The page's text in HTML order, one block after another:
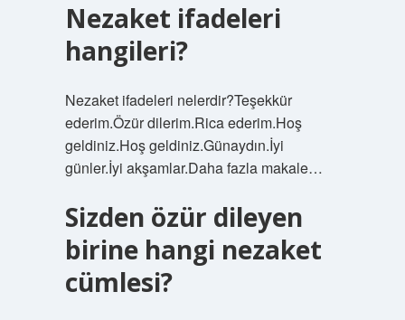
Nezaket ifadeleri
hangileri?
Nezaket ifadeleri nelerdir?Teşekkür
ederim.Özür dilerim.Rica ederim.Hoş
geldiniz.Hoş geldiniz.Günaydın.İyi
günler.İyi akşamlar.Daha fazla makale…
Sizden özür dileyen
birine hangi nezaket
cümlesi?